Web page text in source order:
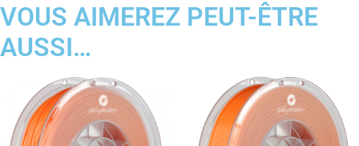
VOUS AIMEREZ PEUT-ÊTRE
AUSSI…